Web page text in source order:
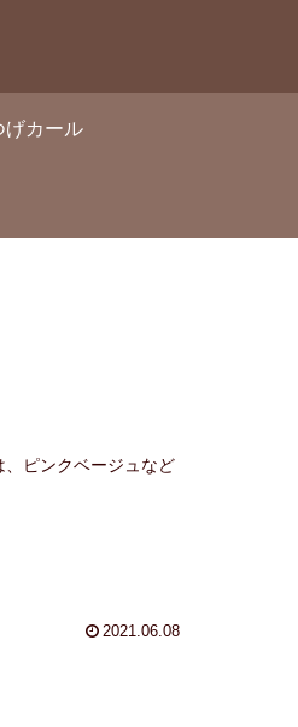
げカール
ピンクベージュなど
2021.06.08